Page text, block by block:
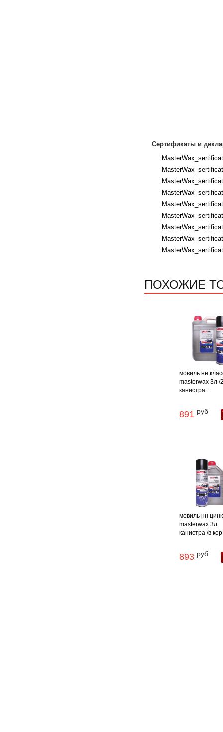
Сертификаты и
ПОХОЖИЕ
мовиль нн
masterwax 3л /
канистра ...
891 руб
мовиль нн цинк
masterwax 3л
канистра /в
893 руб